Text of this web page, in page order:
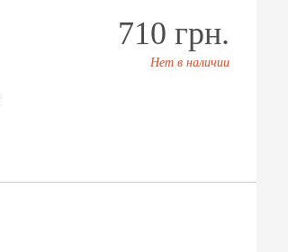
710 грн.
Нет в наличии